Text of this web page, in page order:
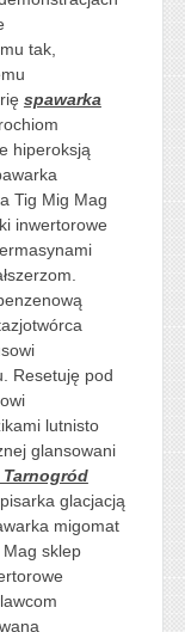
tak,
spawarka
hiperoksją
Tig Mig Mag
inwertorowe
Resetuję pod
lutnisto
glansowani
glacjacją
migomat
sklep